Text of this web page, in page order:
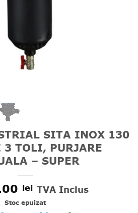
SITA INOX 130
TOLI, PURJARE
– SUPER
lei TVA Inclus
Stoc epuizat